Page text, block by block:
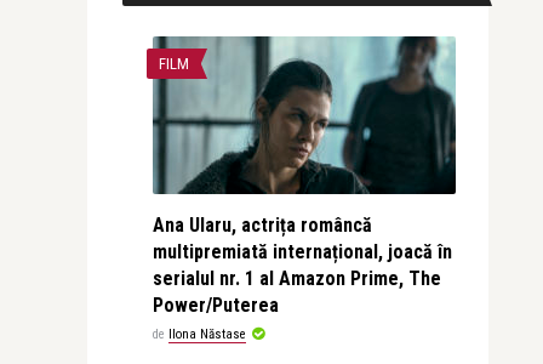
FILM
Ana Ularu, actrița româncă
multipremiată internațional, joacă în
serialul nr. 1 al Amazon Prime, The
Power/Puterea
de Ilona Năstase